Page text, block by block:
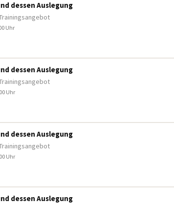
dessen Auslegung
Uhr
dessen Auslegung
Uhr
dessen Auslegung
Uhr
dessen Auslegung